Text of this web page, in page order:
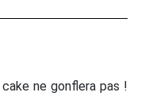
ne gonflera pas !